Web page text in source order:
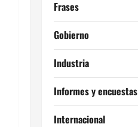
Frases
Gobierno
Industria
Informes y encuestas
Internacional